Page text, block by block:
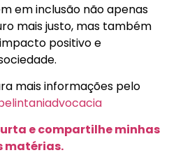
em inclusão não apenas
mais justo, mas também
positivo e
mais informações pelo
e compartilhe minhas
matérias.